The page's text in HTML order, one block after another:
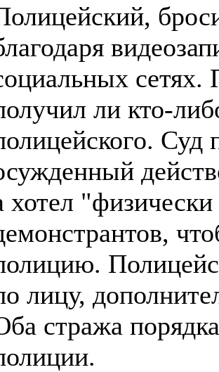
сетях.
ли кто-
Суд
хотел
лицу,
стража